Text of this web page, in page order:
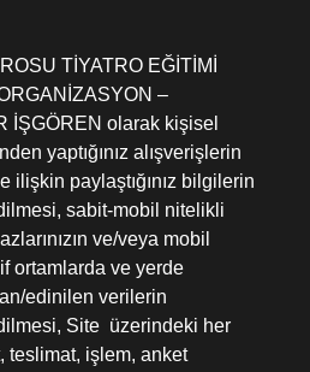
TİYATRO EĞİTİMİ
–
İŞGÖREN olarak kişisel
yaptığınız alışverişlerin
ilişkin paylaştığınız bilgilerin
sabit-mobil nitelikli
ve/veya mobil
ortamlarda ve yerde
edinilen verilerin
Site üzerindeki her
teslimat, işlem, anket